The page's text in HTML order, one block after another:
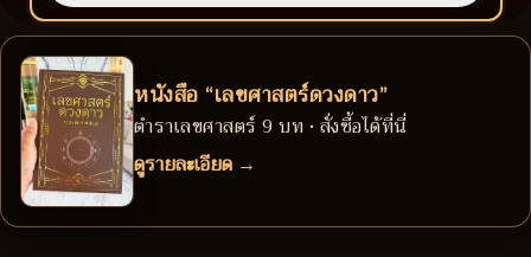
หนังสือ “เลขศาสตร์ดวงดาว”
ตำราเลขศาสตร์ 9 บท • สั่งซื้อได้ที่นี่
ดูรายละเอียด →